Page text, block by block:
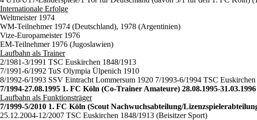
Internationale Erfolge
Weltmeister 1974
WM-Teilnehmer 1974 (Deutschland), 1978 (Argentinien)
Vize-Europameister 1976
EM-Teilnehmer 1976 (Jugoslawien)
Laufbahn als Trainer
2/1981-3/1991 TSC Euskirchen 1848/1913
7/1991-6/1992 TuS Olympia Ülpenich 1910
8/1992-6/1993 SSV Eintracht Lommersum 1920 7/1993-6/1994 TSC
7/1994-27.08.1995 1. FC Köln (Co-Trainer Amateure) 28.08.1995-
Laufbahn als Funktionsträger
7/1999-5/2010 1. FC Köln (Scout Nachwuchsabteilung/
25.12.2004-12/2007 TSC Euskirchen 1848/1913 (Beisitzer Sport)